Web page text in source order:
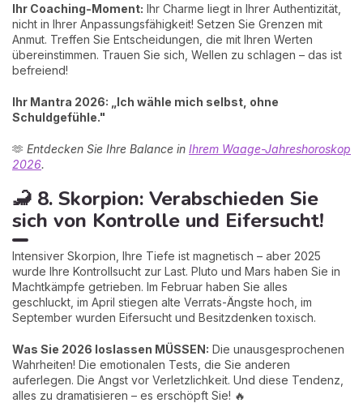
Ihr Coaching-Moment: Ihr Charme liegt in Ihrer Authentizität,
nicht in Ihrer Anpassungsfähigkeit! Setzen Sie Grenzen mit
Anmut. Treffen Sie Entscheidungen, die mit Ihren Werten
übereinstimmen. Trauen Sie sich, Wellen zu schlagen – das ist
befreiend!
Ihr Mantra 2026: „Ich wähle mich selbst, ohne
Schuldgefühle."
🫶 Entdecken Sie Ihre Balance in Ihrem Waage-Jahreshoroskop
2026.
🦂 8. Skorpion: Verabschieden Sie
sich von Kontrolle und Eifersucht!
Intensiver Skorpion, Ihre Tiefe ist magnetisch – aber 2025
wurde Ihre Kontrollsucht zur Last. Pluto und Mars haben Sie in
Machtkämpfe getrieben. Im Februar haben Sie alles
geschluckt, im April stiegen alte Verrats-Ängste hoch, im
September wurden Eifersucht und Besitzdenken toxisch.
Was Sie 2026 loslassen MÜSSEN: Die unausgesprochenen
Wahrheiten! Die emotionalen Tests, die Sie anderen
auferlegen. Die Angst vor Verletzlichkeit. Und diese Tendenz,
alles zu dramatisieren – es erschöpft Sie! 🔥